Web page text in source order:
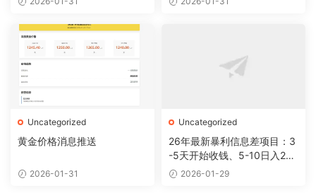
Uncategorized
黄金价格消息推送
2026-01-31
Uncategorized
26年最新暴利信息差项目：3
-5天开始收钱、5-10日入200
+，10天后稳定300+，0门槛
2026-01-29